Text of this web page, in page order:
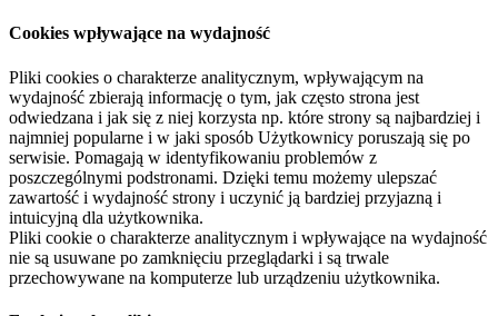
Cookies wpływające na wydajność
Pliki cookies o charakterze analitycznym, wpływającym na
wydajność zbierają informację o tym, jak często strona jest
odwiedzana i jak się z niej korzysta np. które strony są najbardziej i
najmniej popularne i w jaki sposób Użytkownicy poruszają się po
serwisie. Pomagają w identyfikowaniu problemów z
poszczególnymi podstronami. Dzięki temu możemy ulepszać
zawartość i wydajność strony i uczynić ją bardziej przyjazną i
intuicyjną dla użytkownika.
Pliki cookie o charakterze analitycznym i wpływające na wydajność
nie są usuwane po zamknięciu przeglądarki i są trwale
przechowywane na komputerze lub urządzeniu użytkownika.